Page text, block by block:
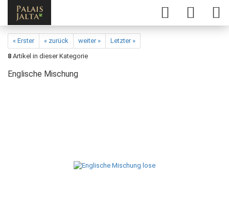
« Erster « zurück weiter »
Letzter »
8 Artikel in dieser Kategorie
Englische Mischung